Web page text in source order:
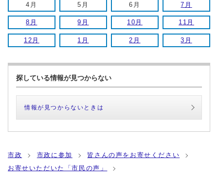
4月 5月 6月 7月
8月 9月 10月 11月
12月 1月 2月 3月
探している情報が見つからない
情報が見つからないときは
市政 市政に参加
皆さんの声をお寄せください
お寄せいただいた「市民の声」